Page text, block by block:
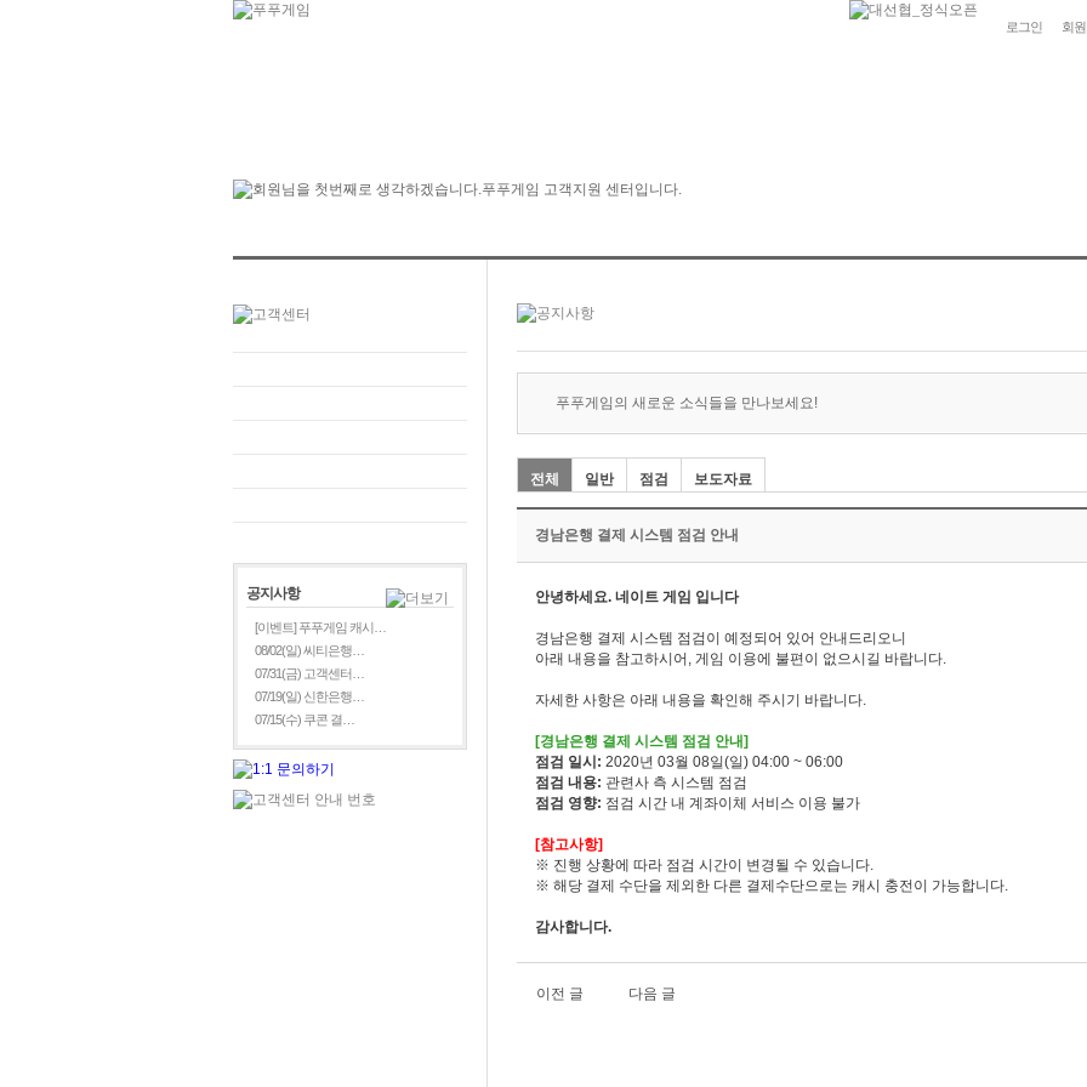
로그인 회
공지사항
[이벤트] 푸푸게임 캐시…
08/02(일) 씨티은행…
07/31(금) 고객센터…
07/19(일) 신한은행…
07/15(수) 쿠콘 결…
푸푸게임의 새로운 소식들을 만나보세요!
전체 일반 점검 보도자료
경남은행 결제 시스템 점검 안내
안녕하세요. 네이트 게임 입니다
경남은행 결제 시스템 점검이 예정되어 있어 안내드리오니
아래 내용을 참고하시어, 게임 이용에 불편이 없으시길 바랍니다.
자세한 사항은 아래 내용을 확인해 주시기 바랍니다.
[경남은행 결제 시스템 점검 안내]
점검 일시: 2020년 03월 08일(일) 04:00 ~ 06:00
점검 내용: 관련사 측 시스템 점검
점검 영향: 점검 시간 내 계좌이체 서비스 이용 불가
[참고사항]
※ 진행 상황에 따라 점검 시간이 변경될 수 있습니다.
※ 해당 결제 수단을 제외한 다른 결제수단으로는 캐시 충전이 가능합니다.
감사합니다.
이전 글 다음 글